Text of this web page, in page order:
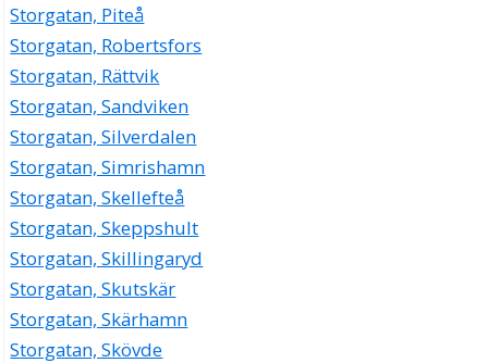
Storgatan, Piteå
Storgatan, Robertsfors
Storgatan, Rättvik
Storgatan, Sandviken
Storgatan, Silverdalen
Storgatan, Simrishamn
Storgatan, Skellefteå
Storgatan, Skeppshult
Storgatan, Skillingaryd
Storgatan, Skutskär
Storgatan, Skärhamn
Storgatan, Skövde